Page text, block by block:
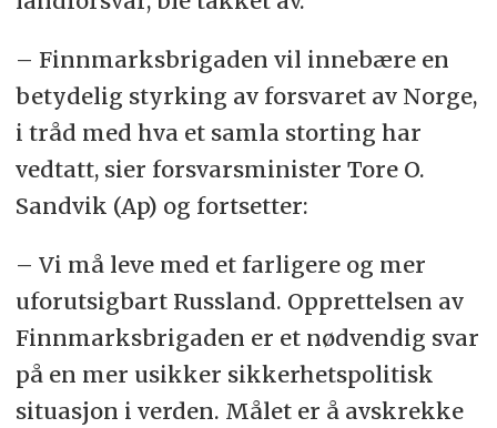
– Finnmarksbrigaden vil innebære en
betydelig styrking av forsvaret av Norge,
i tråd med hva et samla storting har
vedtatt, sier forsvarsminister Tore O.
Sandvik (Ap) og fortsetter:
– Vi må leve med et farligere og mer
uforutsigbart Russland. Opprettelsen av
Finnmarksbrigaden er et nødvendig svar
på en mer usikker sikkerhetspolitisk
situasjon i verden. Målet er å avskrekke